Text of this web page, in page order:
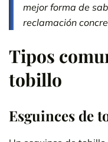
mejor forma de
reclamación
Tipos
tobillo
Esguinces de